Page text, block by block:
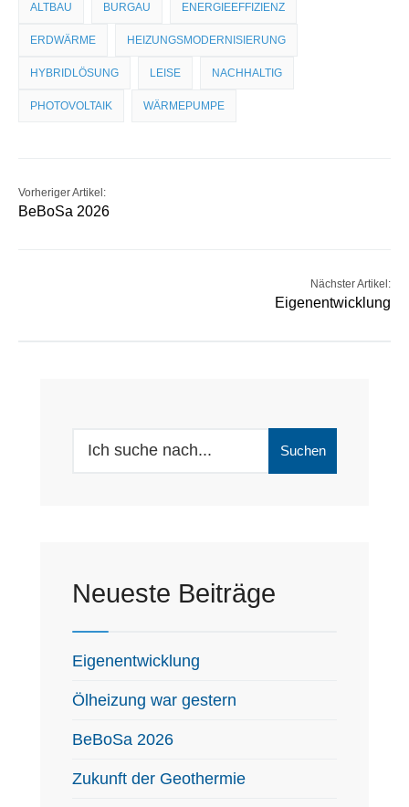
ALTBAU BURGAU ENERGIEEFFIZIENZ
ERDWÄRME HEIZUNGSMODERNISIERUNG
HYBRIDLÖSUNG LEISE NACHHALTIG
PHOTOVOLTAIK WÄRMEPUMPE
Vorheriger Artikel:
BeBoSa 2026
Nächster Artikel:
Eigenentwicklung
Suchen
Neueste Beiträge
Eigenentwicklung
Ölheizung war gestern
BeBoSa 2026
Zukunft der Geothermie